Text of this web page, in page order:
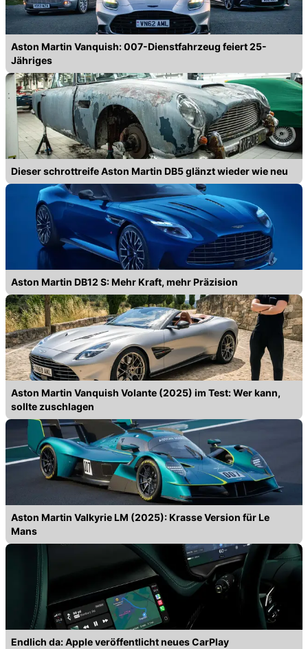
Aston Martin Vanquish: 007-Dienstfahrzeug feiert 25-
Jähriges
Dieser schrottreife Aston Martin DB5 glänzt wieder wie neu
Aston Martin DB12 S: Mehr Kraft, mehr Präzision
Aston Martin Vanquish Volante (2025) im Test: Wer kann,
sollte zuschlagen
Aston Martin Valkyrie LM (2025): Krasse Version für Le
Mans
Endlich da: Apple veröffentlicht neues CarPlay